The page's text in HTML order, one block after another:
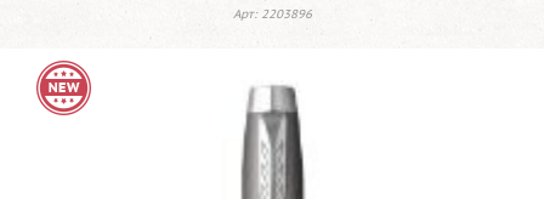
Арт: 2203896